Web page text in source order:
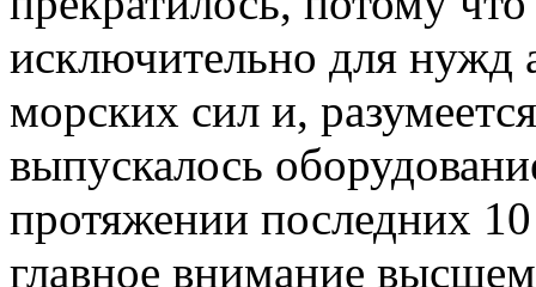
исключительно для
морских сил и,
выпускалось
протяжении последних
главное внимание